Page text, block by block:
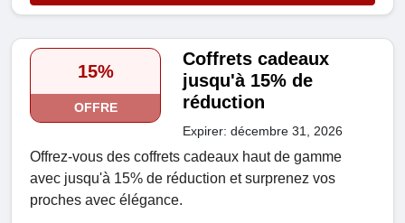
15%
OFFRE
Coffrets cadeaux
jusqu'à 15% de
réduction
Expirer: décembre 31, 2026
Offrez-vous des coffrets cadeaux haut de gamme
avec jusqu'à 15% de réduction et surprenez vos
proches avec élégance.